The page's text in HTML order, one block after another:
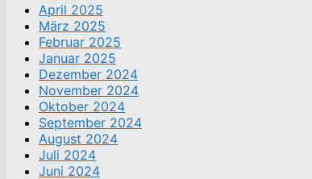
April 2025
März 2025
Februar 2025
Januar 2025
Dezember 2024
November 2024
Oktober 2024
September 2024
August 2024
Juli 2024
Juni 2024